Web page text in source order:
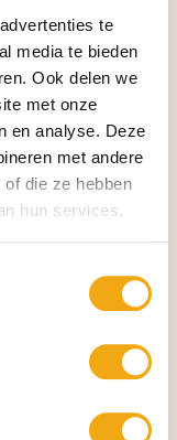
te
media te bieden
Ook delen we
met onze
en analyse. Deze
met andere
die ze hebben
hun services.
• Spirituele kunst •
die niet kan worden
van de
Originele kunst brengt
kunstenaars